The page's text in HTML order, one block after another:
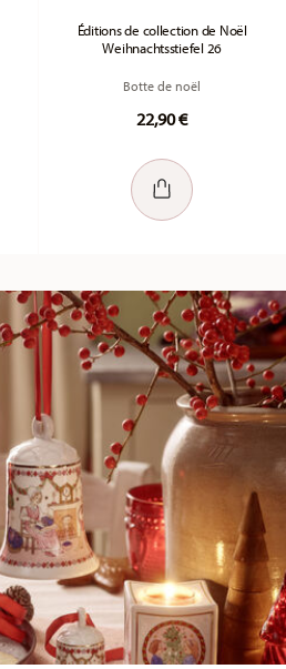
Éditions de collection de Noël
Weihnachtsstiefel 26
Botte de noël
22,90 €